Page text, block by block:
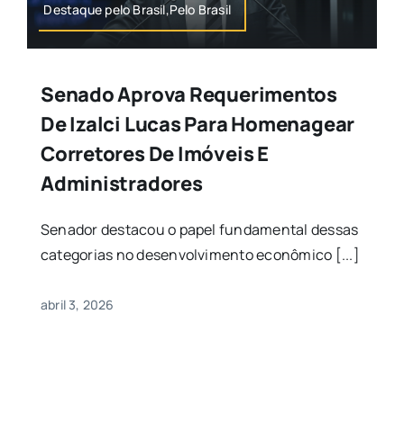
Destaque pelo Brasil,Pelo Brasil
Senado Aprova Requerimentos
De Izalci Lucas Para Homenagear
Corretores De Imóveis E
Administradores
Senador destacou o papel fundamental dessas
categorias no desenvolvimento econômico [...]
abril 3, 2026